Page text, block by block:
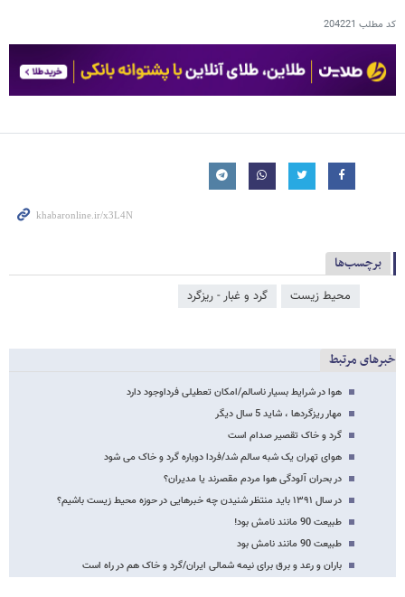
کد مطلب 204221
برچسب‌ها
محیط زیست گرد و غبار - ریزگرد
خبرهای مرتبط
هوا در شرایط بسیار ناسالم/امکان تعطیلی فرداوجود دارد
مهار ریزگردها ، شاید 5 سال دیگر
گرد و خاک تقصیر صدام است
هوای تهران یک شبه سالم شد/فردا دوباره گرد و خاک می شود
در بحران آلودگی هوا مردم مقصرند یا مدیران؟
در سال ۱۳۹۱ باید منتظر شنیدن چه خبرهایی در حوزه محیط زیست باشیم؟
طبیعت 90 مانند نامش بود!
طبیعت 90 مانند نامش بود
باران و رعد و برق برای نیمه شمالی ایران/گرد و خاک هم در راه است